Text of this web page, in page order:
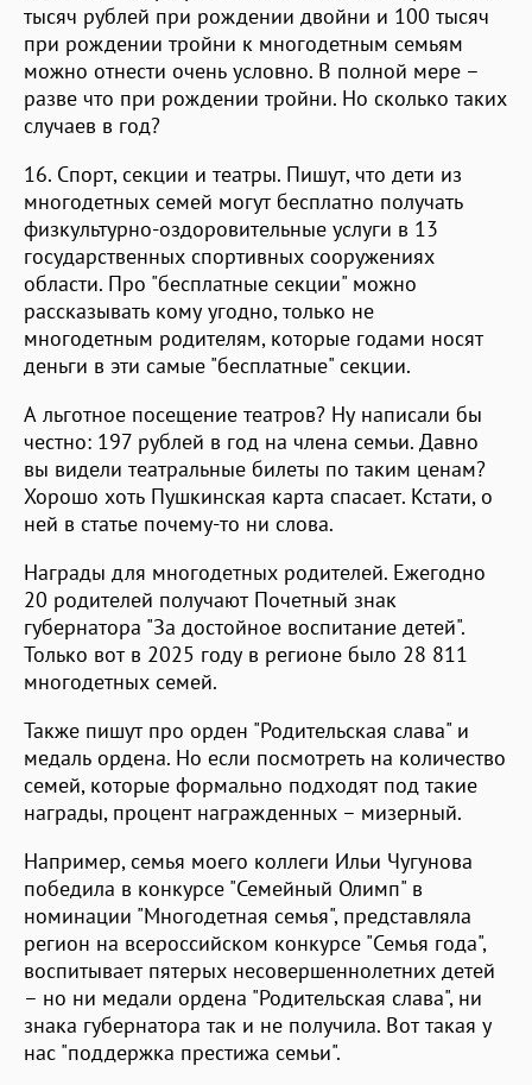
тысяч рублей при рождении двойни и 100 тысяч
при рождении тройни к многодетным семьям
можно отнести очень условно. В полной мере –
разве что при рождении тройни. Но сколько таких
случаев в год?
16. Спорт, секции и театры. Пишут, что дети из
многодетных семей могут бесплатно получать
физкультурно-оздоровительные услуги в 13
государственных спортивных сооружениях
области. Про "бесплатные секции" можно
рассказывать кому угодно, только не
многодетным родителям, которые годами носят
деньги в эти самые "бесплатные" секции.
А льготное посещение театров? Ну написали бы
честно: 197 рублей в год на члена семьи. Давно
вы видели театральные билеты по таким ценам?
Хорошо хоть Пушкинская карта спасает. Кстати, о
ней в статье почему-то ни слова.
Награды для многодетных родителей. Ежегодно
20 родителей получают Почетный знак
губернатора "За достойное воспитание детей".
Только вот в 2025 году в регионе было 28 811
многодетных семей.
Также пишут про орден "Родительская слава" и
медаль ордена. Но если посмотреть на количество
семей, которые формально подходят под такие
награды, процент награжденных – мизерный.
Например, семья моего коллеги Ильи Чугунова
победила в конкурсе "Семейный Олимп" в
номинации "Многодетная семья", представляла
регион на всероссийском конкурсе "Семья года",
воспитывает пятерых несовершеннолетних детей
– но ни медали ордена "Родительская слава", ни
знака губернатора так и не получила. Вот такая у
нас "поддержка престижа семьи".